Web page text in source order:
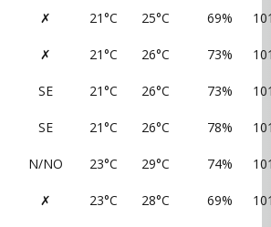
✗ 21°C 25°C 69%
✗ 21°C 26°C 73%
SE 21°C 26°C 73%
SE 21°C 26°C 78%
N/NO 23°C 29°C 74%
✗ 23°C 28°C 69%